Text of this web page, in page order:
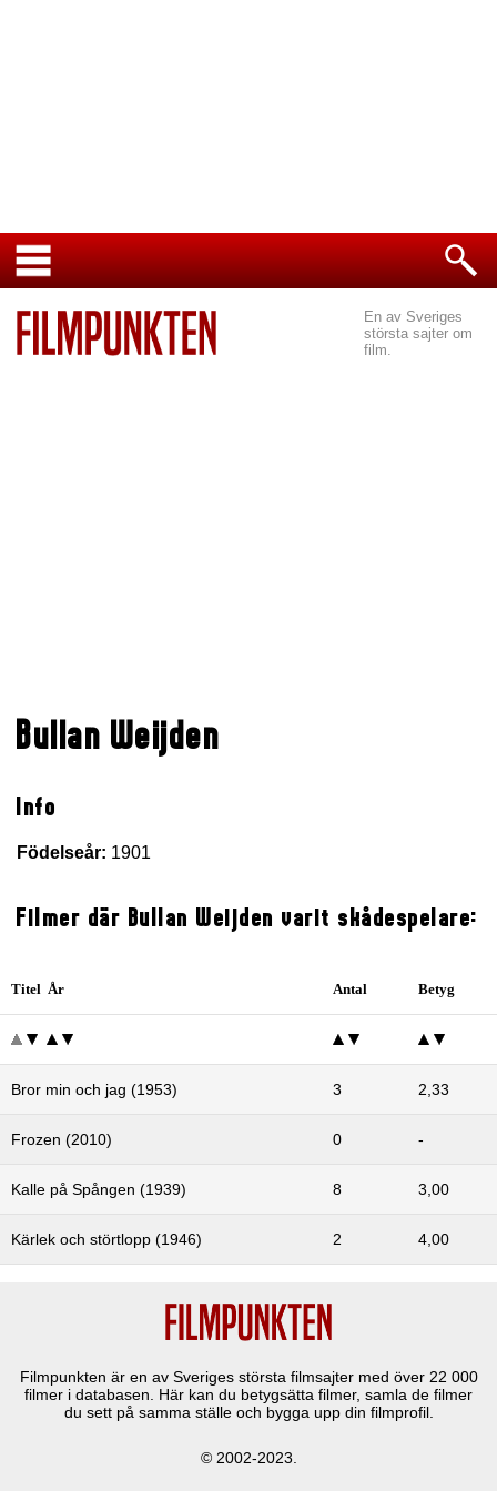
En av Sveriges
största sajter om
film.
Bullan Weijden
Info
Födelseår: 1901
Filmer där Bullan Weijden varit skådespelare:
Titel År Antal Betyg
Bror min och jag (1953) 3 2,33
Frozen (2010) 0 -
Kalle på Spången (1939) 8 3,00
Kärlek och störtlopp (1946) 2 4,00
Filmpunkten är en av Sveriges största filmsajter med över 22 000
filmer i databasen. Här kan du betygsätta filmer, samla de filmer
du sett på samma ställe och bygga upp din filmprofil.
© 2002-2023.